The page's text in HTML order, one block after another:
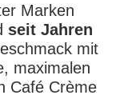
Marken
seit Jahren
mit
maximalen
Café Crème